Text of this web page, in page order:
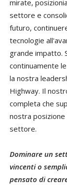
mirate,
settore e
futuro,
tecnologie
grande impatto.
continuamente
la nostra
Highway. Il
completa che
nostra
settore.
Dominare un
vincenti o
pensato di